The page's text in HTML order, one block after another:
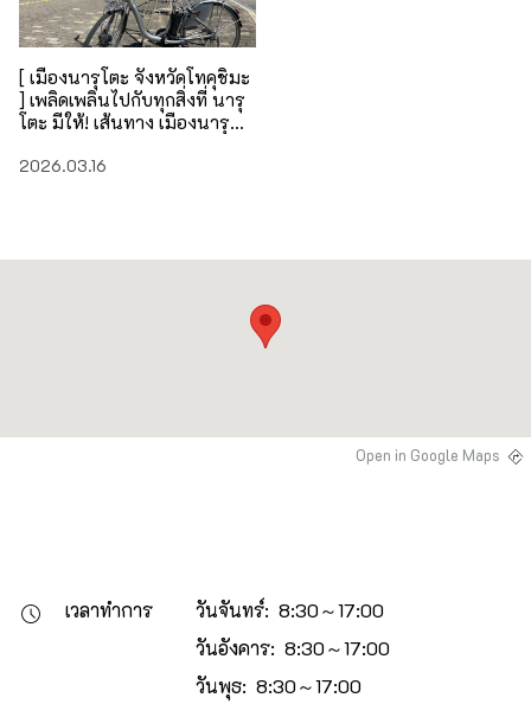
[ เมืองนารุโตะ จังหวัดโทคุชิมะ
] เพลิดเพลินไปกับทุกสิ่งที่ นารุ
โตะ มีให้! เส้นทาง เมืองนารุ
2026.03.16
Open in Google Maps
เวลาทำการ
วันจันทร์: 8:30～17:00
วันอังคาร: 8:30～17:00
วันพุธ: 8:30～17:00